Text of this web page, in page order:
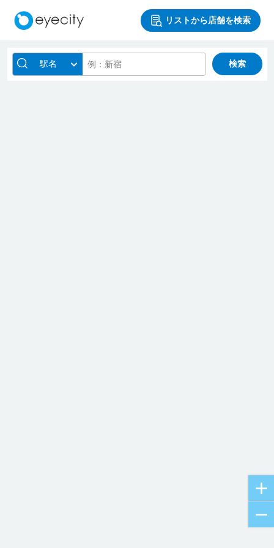
リストから店舗を検索
駅名 検索